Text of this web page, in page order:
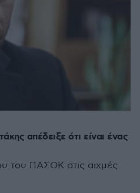
απέδειξε ότι είναι ένας
του ΠΑΣΟΚ στις αιχμές